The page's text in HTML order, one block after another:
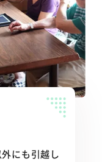
にも引越し